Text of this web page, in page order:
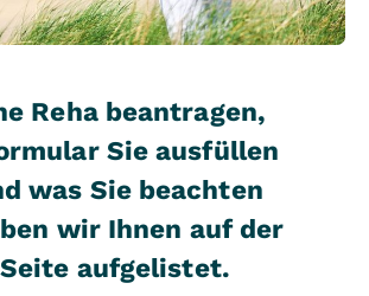
Reha beantragen,
Sie ausfüllen
was Sie beachten
wir Ihnen auf der
aufgelistet.